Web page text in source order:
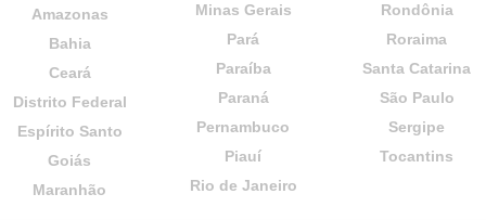
Amazonas
Bahia
Ceará
Distrito Federal
Espírito Santo
Goiás
Maranhão
Minas Gerais
Pará
Paraíba
Paraná
Pernambuco
Piauí
Rio de Janeiro
Rondônia
Roraima
Santa Catarina
São Paulo
Sergipe
Tocantins